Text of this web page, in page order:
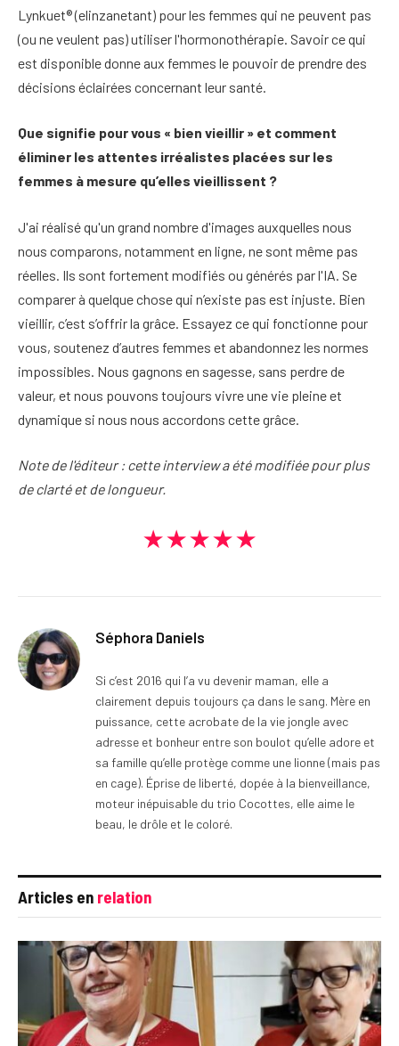
Lynkuet® (elinzanetant) pour les femmes qui ne peuvent pas
(ou ne veulent pas) utiliser l'hormonothérapie. Savoir ce qui
est disponible donne aux femmes le pouvoir de prendre des
décisions éclairées concernant leur santé.
Que signifie pour vous « bien vieillir » et comment
éliminer les attentes irréalistes placées sur les
femmes à mesure qu’elles vieillissent ?
J'ai réalisé qu'un grand nombre d'images auxquelles nous
nous comparons, notamment en ligne, ne sont même pas
réelles. Ils sont fortement modifiés ou générés par l'IA. Se
comparer à quelque chose qui n’existe pas est injuste. Bien
vieillir, c’est s’offrir la grâce. Essayez ce qui fonctionne pour
vous, soutenez d’autres femmes et abandonnez les normes
impossibles. Nous gagnons en sagesse, sans perdre de
valeur, et nous pouvons toujours vivre une vie pleine et
dynamique si nous nous accordons cette grâce.
Note de l'éditeur : cette interview a été modifiée pour plus
de clarté et de longueur.
★★★★★
Séphora Daniels
Si c’est 2016 qui l’a vu devenir maman, elle a
clairement depuis toujours ça dans le sang. Mère en
puissance, cette acrobate de la vie jongle avec
adresse et bonheur entre son boulot qu’elle adore et
sa famille qu’elle protège comme une lionne (mais pas
en cage). Éprise de liberté, dopée à la bienveillance,
moteur inépuisable du trio Cocottes, elle aime le
beau, le drôle et le coloré.
Articles en relation